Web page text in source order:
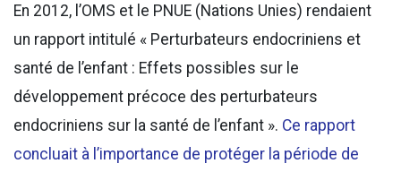
En 2012, l’OMS et le PNUE (Nations Unies) rendaient
un rapport intitulé « Perturbateurs endocriniens et
santé de l’enfant : Effets possibles sur le
développement précoce des perturbateurs
endocriniens sur la santé de l’enfant ». Ce rapport
concluait à l’importance de protéger la période de